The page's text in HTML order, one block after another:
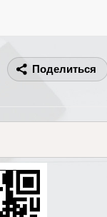
Поделиться